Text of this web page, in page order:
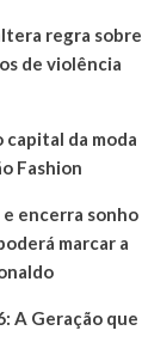
regra sobre
de violência
capital da moda
Fashion
encerra sonho
marcar a
A Geração que